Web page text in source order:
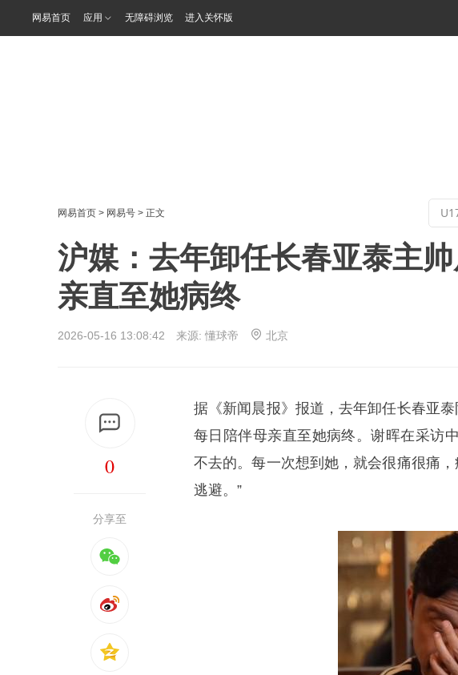
网易首页 应用 无障碍浏览 进入关怀版
网易首页 > 网易号 > 正文
沪媒：去年卸任长春亚泰主
亲直至她病终
2026-05-16 13:08:42 来源: 懂球帝 北京
0
分享至
据《新闻晨报》报道，去年卸任长春亚
每日陪伴母亲直至她病终。谢晖在采访
不去的。每一次想到她，就会很痛很痛
逃避。”